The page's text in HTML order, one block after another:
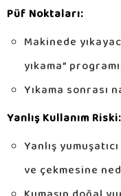
Püf Noktaları:
Makinede
yıkama”
Yıkama sonrası
Yanlış Kullanım Riski:
Yanlış
ve çekmesine